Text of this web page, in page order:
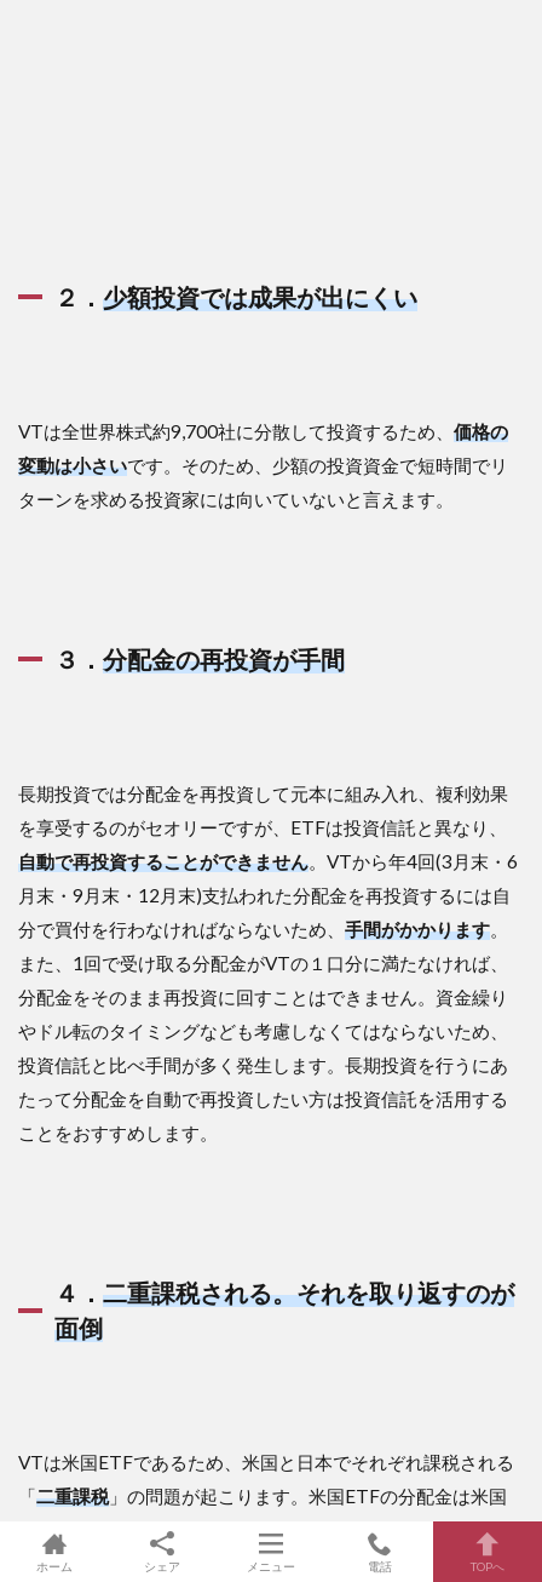
２． 少額投資では成果が出にくい
VTは全世界株式約9,700社に分散して投資するため、 価格の
変動は小さいです。そのため、少額の投資資金で短時間でリ
ターンを求める投資家には向いていないと言えます。
３． 分配金の再投資が手間
長期投資では分配金を再投資して元本に組み入れ、複利効果
を享受するのがセオリーですが、ETFは投資信託と異なり、
自動で再投資することができません。VTから年4回(3月末・6
月末・9月末・12月末)支払われた分配金を再投資するには自
分で買付を行わなければならないため、 手間がかかります。
また、1回で受け取る分配金がVTの１口分に満たなければ、
分配金をそのまま再投資に回すことはできません。資金繰り
やドル転のタイミングなども考慮しなくてはならないため、
投資信託と比べ手間が多く発生します。長期投資を行うにあ
たって分配金を自動で再投資したい方は投資信託を活用する
ことをおすすめします。
４． 二重課税される。それを取り返すのが
面倒
VTは米国ETFであるため、米国と日本でそれぞれ課税される
「二重課税」の問題が起こります。米国ETFの分配金は米国
で10％の税率で源泉徴収された後、残り90％に対して日本国
内で20.315％の課税がなされます。
ホーム シェア メニュー 電話 TOPへ